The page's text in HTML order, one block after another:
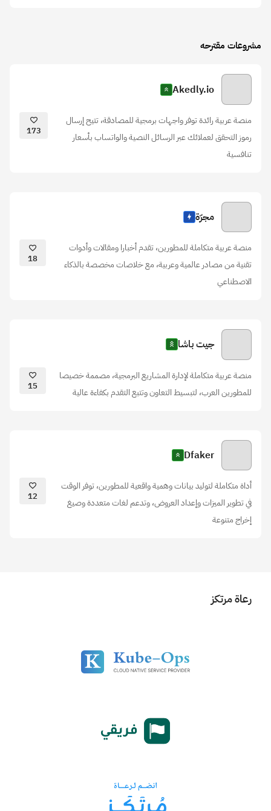
مشروعات مقترحه
Akedly.io
منصة عربية رائدة توفر واجهات برمجية للمصادقة، تتيح إرسال
رموز التحقق لعملائك عبر الرسائل النصية والواتساب بأسعار
تنافسية
173
مجرّة
منصة عربية متكاملة للمطورين، تقدم أخبارا ومقالات وأدوات
تقنية من مصادر عالمية وعربية، مع خلاصات مخصصة بالذكاء
الاصطناعي
18
جيت باشا
منصة عربية متكاملة لإدارة المشاريع البرمجية، مصممة خصيصا
للمطورين العرب، لتبسيط التعاون وتتبع التقدم بكفاءة عالية
15
Dfaker
أداة متكاملة لتوليد بيانات وهمية واقعية للمطورين، توفر الوقت
في تطوير الميزات وإعداد العروض، وتدعم لغات متعددة وصيغ
إخراج متنوعة
12
رعاة مرتكز